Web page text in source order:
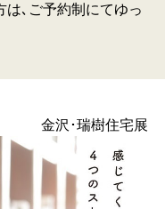
は､ご予約制にてゆっ
金沢･瑞樹住宅展